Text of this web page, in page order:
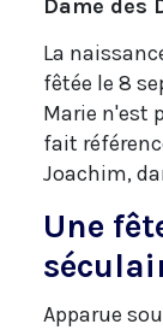
Dame des
La
fêtée le 8
Marie n'est
fait
Joachim,
Une
Apparue